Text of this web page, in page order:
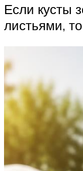
Если кусты
листьями,